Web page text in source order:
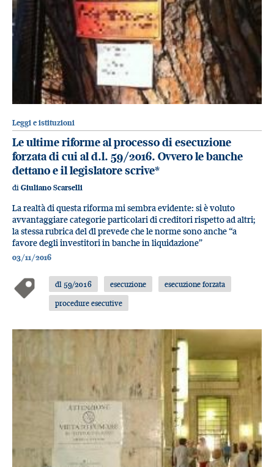
Leggi e istituzioni
Le ultime riforme al processo di esecuzione
forzata di cui al d.l. 59/2016. Ovvero le banche
dettano e il legislatore scrive*
di Giuliano Scarselli
La realtà di questa riforma mi sembra evidente: si è voluto
avvantaggiare categorie particolari di creditori rispetto ad altri;
la stessa rubrica del dl prevede che le norme sono anche “a
favore degli investitori in banche in liquidazione”
03/11/2016
dl 59/2016 esecuzione
esecuzione forzata
procedure esecutive